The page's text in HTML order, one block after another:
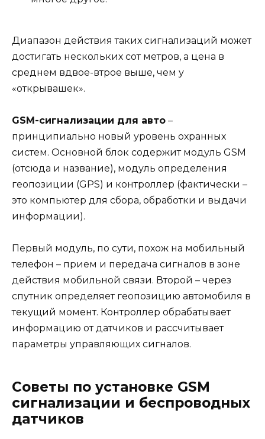
Диапазон действия таких сигнализаций может
достигать нескольких сот метров, а цена в
среднем вдвое-втрое выше, чем у
«открывашек».
GSM-сигнализации для авто –
принципиально новый уровень охранных
систем. Основной блок содержит модуль GSM
(отсюда и название), модуль определения
геопозиции (GPS) и контроллер (фактически –
это компьютер для сбора, обработки и выдачи
информации).
Первый модуль, по сути, похож на мобильный
телефон – прием и передача сигналов в зоне
действия мобильной связи. Второй – через
спутник определяет геопозицию автомобиля в
текущий момент. Контроллер обрабатывает
информацию от датчиков и рассчитывает
параметры управляющих сигналов.
Советы по установке GSM
сигнализации и беспроводных
датчиков